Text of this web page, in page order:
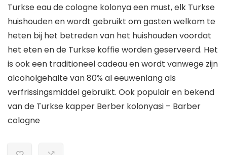
Turkse eau de cologne kolonya een must, elk Turkse
huishouden en wordt gebruikt om gasten welkom te
heten bij het betreden van het huishouden voordat
het eten en de Turkse koffie worden geserveerd. Het
is ook een traditioneel cadeau en wordt vanwege zijn
alcoholgehalte van 80% al eeuwenlang als
verfrissingsmiddel gebruikt. Ook populair en bekend
van de Turkse kapper Berber kolonyasi – Barber
cologne